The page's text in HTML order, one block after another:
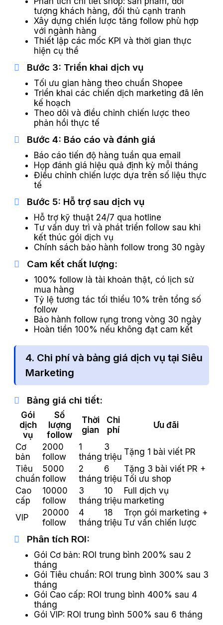
tượng khách hàng, đối thủ cạnh tranh
Xây dựng chiến lược tăng follow phù hợp
với ngành hàng
Thiết lập các mốc KPI và thời gian thực
hiện cụ thể
Bước 3: Triển khai dịch vụ
Tối ưu gian hàng theo chuẩn Shopee
Triển khai các chiến dịch marketing đã lên
kế hoạch
Theo dõi và điều chỉnh chiến lược theo
phản hồi thực tế
Bước 4: Báo cáo và đánh giá
Báo cáo tiến độ hàng tuần qua email
Họp đánh giá hiệu quả định kỳ mỗi tháng
Điều chỉnh chiến lược dựa trên số liệu thực
tế
Bước 5: Hỗ trợ sau dịch vụ
Hỗ trợ kỹ thuật 24/7 qua hotline
Tư vấn duy trì và phát triển follow sau khi
kết thúc gói dịch vụ
Chính sách bảo hành follow trong 30 ngày
Cam kết chất lượng:
100% follow là tài khoản thật, có lịch sử
mua hàng
Tỷ lệ tương tác tối thiểu 10% trên tổng số
follow
Bảo hành follow rụng trong vòng 30 ngày
Hoàn tiền 100% nếu không đạt cam kết
4. Chi phí và bảng giá dịch vụ tại Siêu
Marketing
Bảng giá chi tiết:
Gói
dịch
vụ
Số
lượng
follow
Thời
gian
Chi
phí
Ưu đãi
Cơ
bản
2000
follow
1
tháng
3
triệu Tặng 1 bài viết PR
Tiêu
chuẩn
5000
follow
2
tháng
6
triệu
Tặng 3 bài viết PR +
Tối ưu shop
Cao
cấp
10000
follow
3
tháng
10
triệu
Full dịch vụ
marketing
VIP
20000
follow
4
tháng
18
triệu
Trọn gói marketing +
Tư vấn chiến lược
Phân tích ROI:
Gói Cơ bản: ROI trung bình 200% sau 2
tháng
Gói Tiêu chuẩn: ROI trung bình 300% sau 3
tháng
Gói Cao cấp: ROI trung bình 400% sau 4
tháng
Gói VIP: ROI trung bình 500% sau 6 tháng